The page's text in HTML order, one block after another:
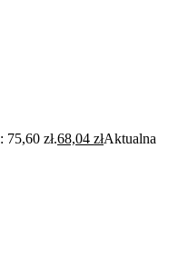
75,60 zł.68,04złAktualna